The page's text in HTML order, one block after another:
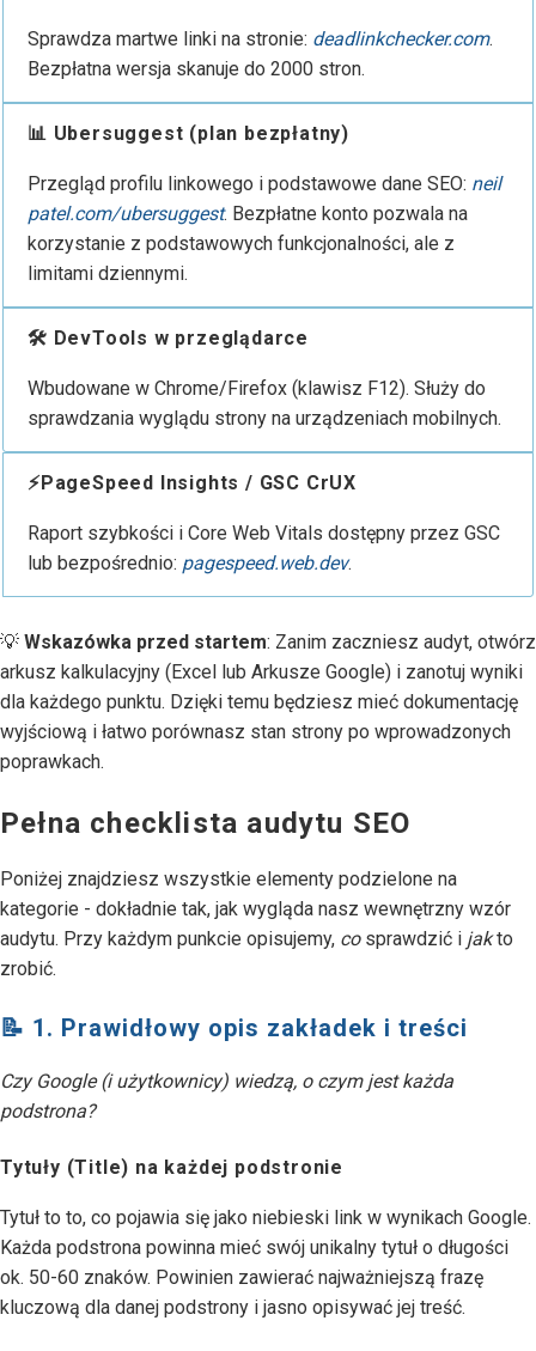
Sprawdza martwe linki na stronie: deadlinkchecker.com.
Bezpłatna wersja skanuje do 2000 stron.
📊 Ubersuggest (plan bezpłatny)
Przegląd profilu linkowego i podstawowe dane SEO: neil
patel.com/ubersuggest. Bezpłatne konto pozwala na
korzystanie z podstawowych funkcjonalności, ale z
limitami dziennymi.
🛠️ DevTools w przeglądarce
Wbudowane w Chrome/Firefox (klawisz F12). Służy do
sprawdzania wyglądu strony na urządzeniach mobilnych.
⚡PageSpeed Insights / GSC CrUX
Raport szybkości i Core Web Vitals dostępny przez GSC
lub bezpośrednio: pagespeed.web.dev.
💡 Wskazówka przed startem: Zanim zaczniesz audyt, otwórz
arkusz kalkulacyjny (Excel lub Arkusze Google) i zanotuj wyniki
dla każdego punktu. Dzięki temu będziesz mieć dokumentację
wyjściową i łatwo porównasz stan strony po wprowadzonych
poprawkach.
Pełna checklista audytu SEO
Poniżej znajdziesz wszystkie elementy podzielone na
kategorie - dokładnie tak, jak wygląda nasz wewnętrzny wzór
audytu. Przy każdym punkcie opisujemy, cosprawdzić i jakto
zrobić.
📝 1. Prawidłowy opis zakładek i treści
Czy Google (i użytkownicy) wiedzą, o czym jest każda
podstrona?
Tytuły (Title) na każdej podstronie
Tytuł to to, co pojawia się jako niebieski link w wynikach Google.
Każda podstrona powinna mieć swój unikalny tytuł o długości
ok. 50-60 znaków. Powinien zawierać najważniejszą frazę
kluczową dla danej podstrony i jasno opisywać jej treść.